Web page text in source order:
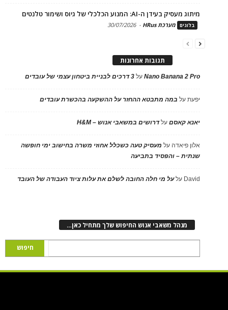
מיתוג מעסיק בעידן ה-AI: המנוע הכלכלי של גיוס ושימור טלנטים
בלוגים מערכת HRus -
30/07/2026
תגובות אחרונות
Nano Banana 2 Proעל 3 דרכים לבניית ביטחון עצמי של עובדים
יפעתעל במה מתבטא ההחזר על ההשקעה בהכשרת עובדים
יאנא קאסםעלדרושים במשאבי אנוש – H&M
אלון פיאדה על מעסיק טעה כשכלל אחוזי משרה בחישוב ימי חופשה
שנתית – והפסיד בתביעה
David עלעל מי חלה החובה לשלם את עלות ציוד העבודה של העובד
מנהל משאבי אנוש החיפוש שלך מתחיל כאן…